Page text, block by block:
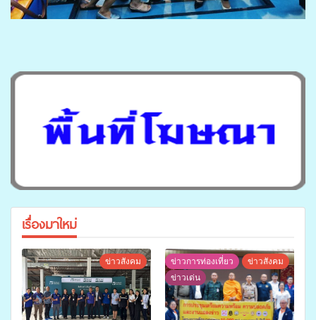
เรื่องมาใหม่
ข่าวสังคม ข่าวการท่องเที่ยว
ข่าวสังคม
ข่าวเด่น